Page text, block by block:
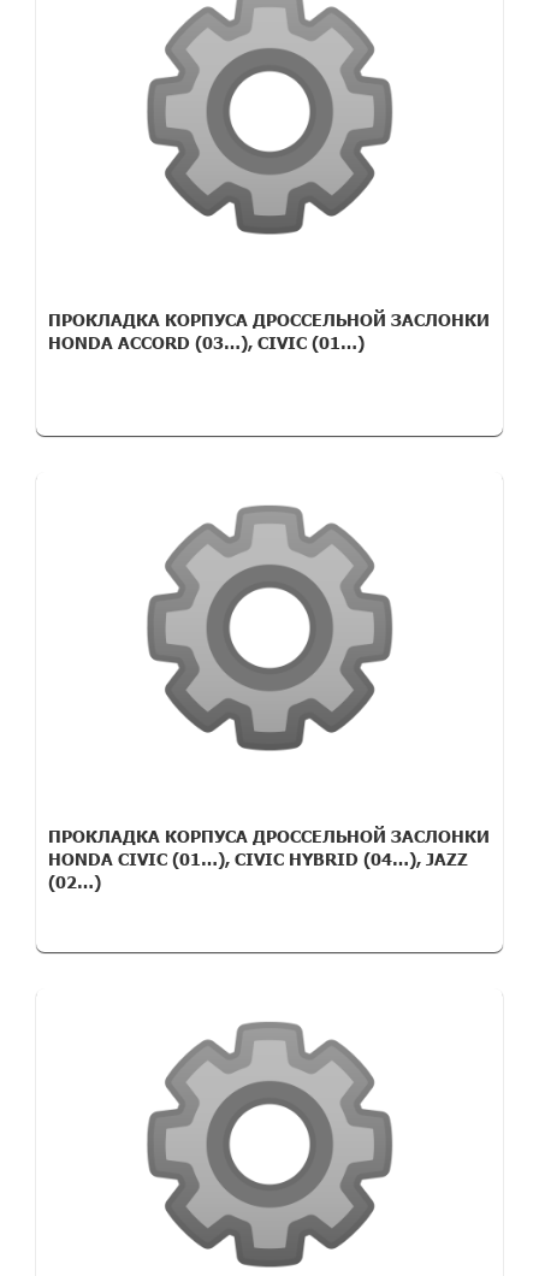
ПРОКЛАДКА КОРПУСА ДРОССЕЛЬНОЙ ЗАСЛОНКИ
HONDA ACCORD (03…), CIVIC (01…)
ПРОКЛАДКА КОРПУСА ДРОССЕЛЬНОЙ ЗАСЛОНКИ
HONDA CIVIC (01…), CIVIC HYBRID (04…), JAZZ
(02…)